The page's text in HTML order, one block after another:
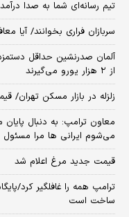
تیم رسانه‌ای شما به صدا
سربازان فراری بخوانند/ آیا
آلمان صدرنشین حداقل
از ۲ هزار یورو می‌گیرند
زلزله در بازار مسکن تهران/ قیمت‌ها ۲ برابر شد، خریدار
معاون ترامپ: به دنبال
می‌شوم ایرانی ها مرا مسئول
قیمت جدید مرغ اعلام شد
ترامپ همه را غافلگیر کرد/
ساخت است